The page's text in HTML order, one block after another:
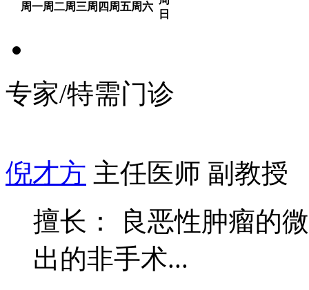
周一周二周三周四 周五周六
日
专家/特需门诊
倪才方 主任医师 副教授
擅长： 良恶性肿瘤的
出的非手术...